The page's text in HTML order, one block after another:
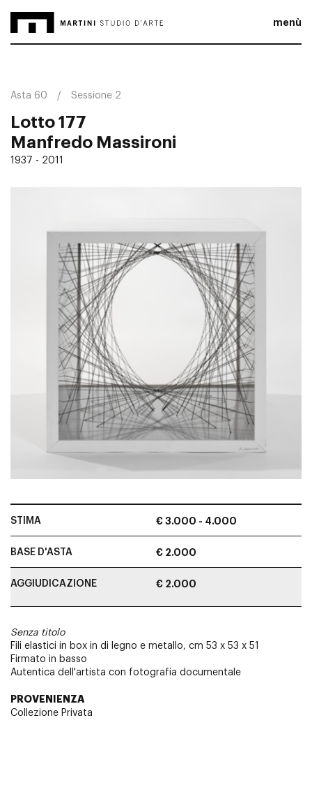
menù
Asta 60 Sessione 2
Lotto 177
Manfredo Massironi
1937 - 2011
STIMA € 3.000 - 4.000
BASE D'ASTA € 2.000
AGGIUDICAZIONE € 2.000
Senza titolo
Fili elastici in box in di legno e metallo, cm 53 x 53 x 51
Firmato in basso
Autentica dell'artista con fotografia documentale
PROVENIENZA
Collezione Privata